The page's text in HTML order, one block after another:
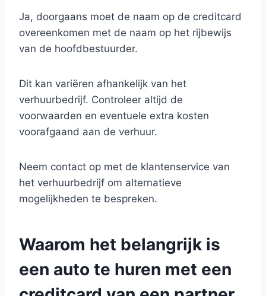
Ja, doorgaans moet de naam op de creditcard
overeenkomen met de naam op het rijbewijs
van de hoofdbestuurder.
Dit kan variëren afhankelijk van het
verhuurbedrijf. Controleer altijd de
voorwaarden en eventuele extra kosten
voorafgaand aan de verhuur.
Neem contact op met de klantenservice van
het verhuurbedrijf om alternatieve
mogelijkheden te bespreken.
Waarom het belangrijk is
een auto te huren met een